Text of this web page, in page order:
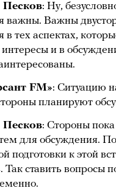
: Ну,
важны. Важны
в тех аспектах,
и в
FM»: Ситуацию
планируют
: Стороны
для обсуждения.
подготовки к этой
Так ставить вопросы